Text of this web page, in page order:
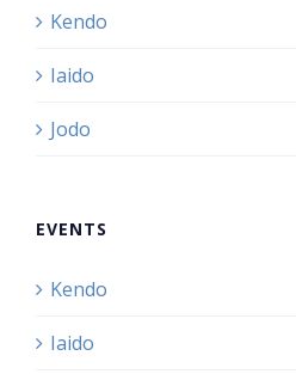
Kendo
Iaido
Jodo
EVENTS
Kendo
Iaido